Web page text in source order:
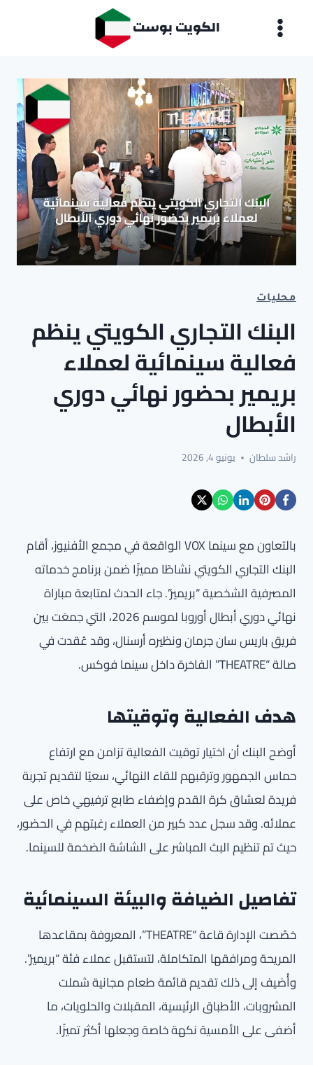
الكويت بوست
محليات
البنك التجاري الكويتي ينظم
فعالية سينمائية لعملاء
بريمير بحضور نهائي دوري
الأبطال
راشد سلطان يونيو 4, 2026
بالتعاون مع سينما VOX الواقعة في مجمع الأفنيوز، أقام
البنك التجاري الكويتي نشاطًا مميزًا ضمن برنامج خدماته
المصرفية الشخصية “بريمير”. جاء الحدث لمتابعة مباراة
نهائي دوري أبطال أوروبا لموسم 2026، التي جمعَت بين
فريق باريس سان جرمان ونظيره أرسنال، وقد عُقدت في
صالة “THEATRE” الفاخرة داخل سينما فوكس.
هدف الفعالية وتوقيتها
أوضح البنك أن اختيار توقيت الفعالية تزامن مع ارتفاع
حماس الجمهور وترقبهم للقاء النهائي، سعيًا لتقديم تجربة
فريدة لعشاق كرة القدم وإضفاء طابع ترفيهي خاص على
عملائه. وقد سجل عدد كبير من العملاء رغبتهم في الحضور،
حيث تم تنظيم البث المباشر على الشاشة الضخمة للسينما.
تفاصيل الضيافة والبيئة السينمائية
خصّصت الإدارة قاعة “THEATRE”، المعروفة بمقاعدها
المريحة ومرافقها المتكاملة، لتستقبل عملاء فئة “بريمير”.
وأُضيف إلى ذلك تقديم قائمة طعام مجانية شملت
المشروبات، الأطباق الرئيسية، المقبلات والحلويات، ما
أضفى على الأمسية نكهة خاصة وجعلها أكثر تميزًا.